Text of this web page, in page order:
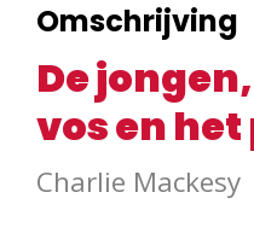
Omschrijving
De
vos en
Charlie Mackesy